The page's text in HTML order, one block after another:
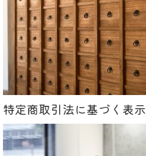
特定商取引法に基づく表示